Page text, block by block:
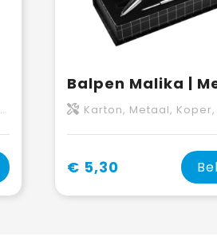
Karton, Metaal, Koper,
€ 5,30